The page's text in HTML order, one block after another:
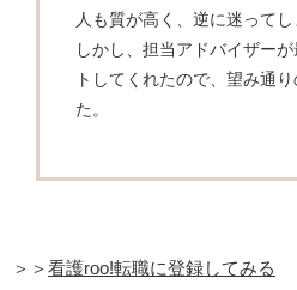
人も質が高く、逆に迷ってし
しかし、担当アドバイザー
トしてくれたので、望み通
た。
＞＞ 看護roo!転職に登録してみる